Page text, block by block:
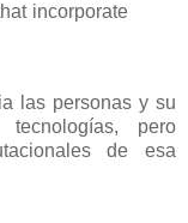
incorporate
las personas y su
pero
de esa